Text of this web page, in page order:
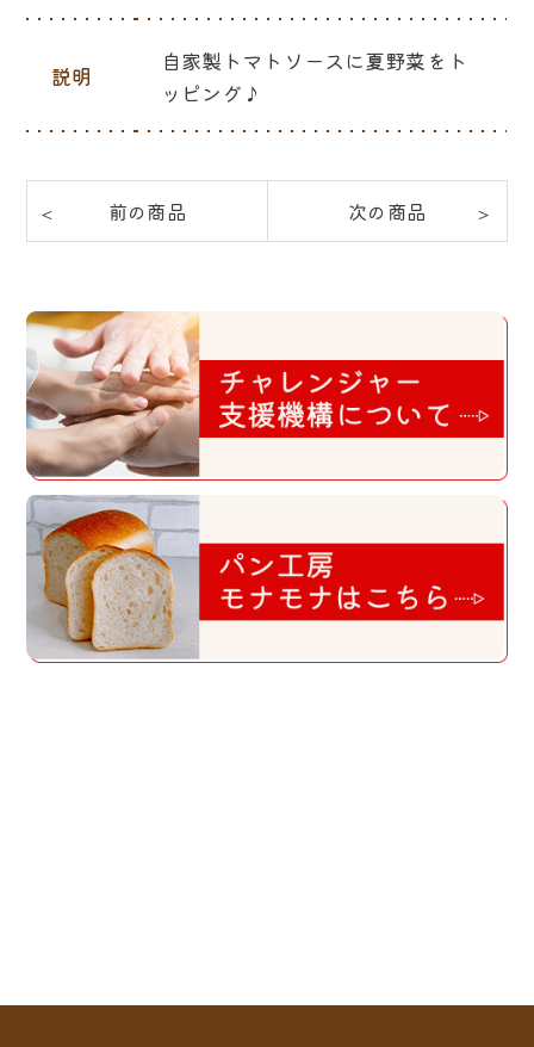
説明
自家製トマトソースに夏野菜をト
ッピング♪